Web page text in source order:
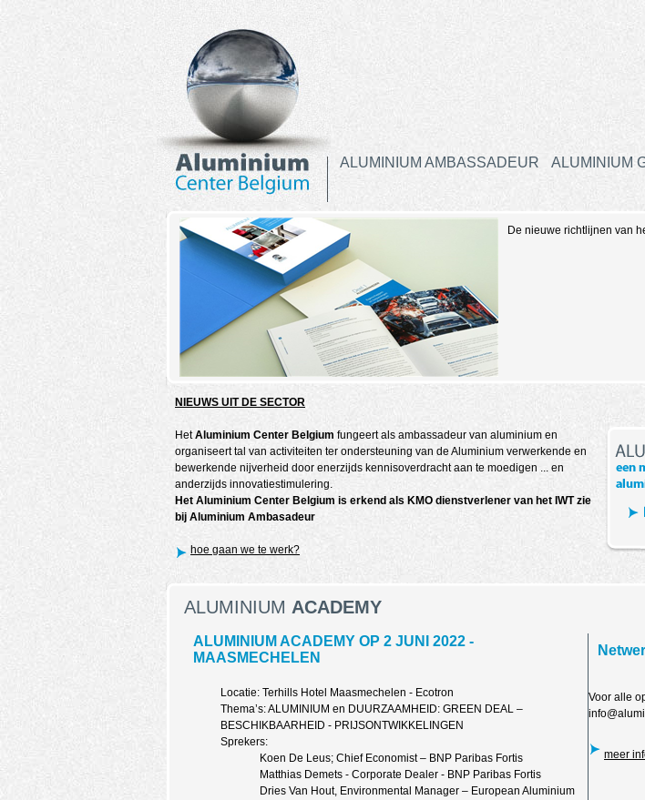
ALUMINIUM AMBASSADEUR ALUMINIUM
De nieuwe richtlijnen van
NIEUWS UIT DE SECTOR
HetAluminium Center Belgium fungeert als ambassadeur van aluminium en
organiseert tal van activiteiten ter ondersteuning van de Aluminium verwerkende en
bewerkende nijverheid door enerzijds kennisoverdracht aan te moedigen ... en
anderzijds innovatiestimulering.
Het Aluminium Center Belgium is erkend als KMO dienstverlener van het IWT zie
bij Aluminium Ambasadeur
hoe gaan we te werk?
ALUMINIUM ACADEMY
ALUMINIUM ACADEMY OP 2 JUNI 2022 -
MAASMECHELEN
Locatie: Terhills Hotel Maasmechelen - Ecotron
Thema’s: ALUMINIUM en DUURZAAMHEID: GREEN DEAL –
BESCHIKBAARHEID - PRIJSONTWIKKELINGEN
Sprekers:
Koen De Leus; Chief Economist – BNP Paribas Fortis
Matthias Demets - Corporate Dealer - BNP Paribas Fortis
Dries Van Hout, Environmental Manager – European Aluminium
Voor alle
meer